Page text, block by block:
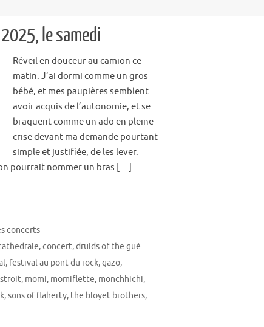
le samedi
Réveil en douceur au camion ce
matin. J’ai dormi comme un gros
bébé, et mes paupières semblent
avoir acquis de l’autonomie, et se
braquent comme un ado en pleine
crise devant ma demande pourtant
simple et justifiée, de les lever.
pourrait nommer un bras […]
concerts
,concert,druids of the gué
, festival au pont du rock,gazo,
, momi, momiflette, monchhichi,
,sons of flaherty, the bloyet brothers,